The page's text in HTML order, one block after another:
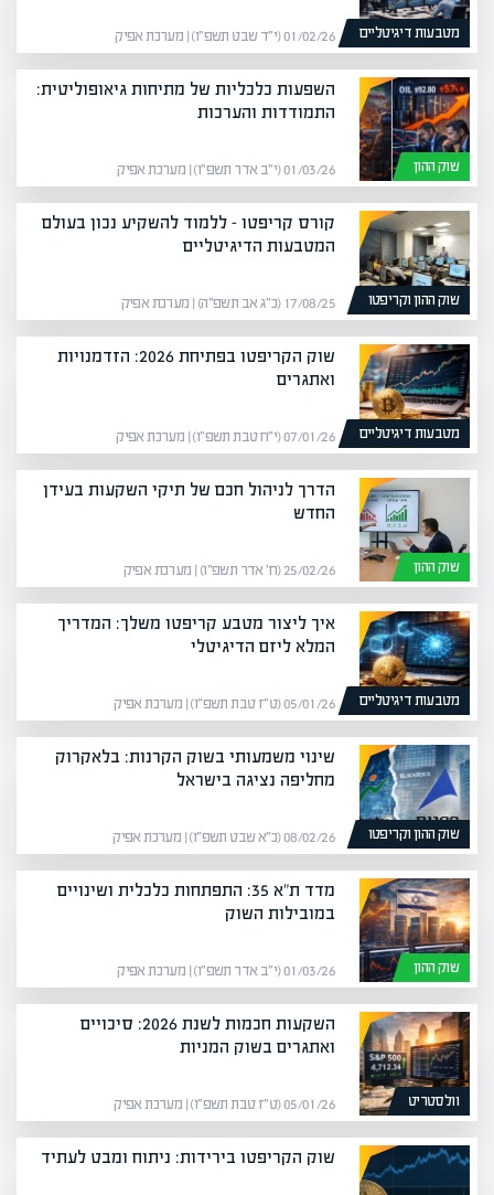
מטבעות דיגיטליים 01/02/26 (י״ד שבט תשפ״ו) | מערכת אפיק
שוק ההון
השפעות כלכליות של מתיחות גיאופוליטית:
התמודדות והערכות
01/03/26 (י״ב אדר תשפ״ו) | מערכת אפיק
שוק ההון וקריפטו
קורס קריפטו – ללמוד להשקיע נכון בעולם
המטבעות הדיגיטליים
17/08/25 (כ״ג אב תשפ״ה) | מערכת אפיק
מטבעות דיגיטליים
שוק הקריפטו בפתיחת 2026: הזדמנויות
ואתגרים
07/01/26 (י״ח טבת תשפ״ו) | מערכת אפיק
שוק ההון
הדרך לניהול חכם של תיקי השקעות בעידן
החדש
25/02/26 (ח׳ אדר תשפ״ו) | מערכת אפיק
מטבעות דיגיטליים
איך ליצור מטבע קריפטו משלך: המדריך
המלא ליזם הדיגיטלי
05/01/26 (ט״ז טבת תשפ״ו) | מערכת אפיק
שוק ההון וקריפטו
שינוי משמעותי בשוק הקרנות: בלאקרוק
מחליפה נציגה בישראל
08/02/26 (כ״א שבט תשפ״ו) | מערכת אפיק
שוק ההון
מדד ת"א 35: התפתחות כלכלית ושינויים
במובילות השוק
01/03/26 (י״ב אדר תשפ״ו) | מערכת אפיק
וולסטריט
השקעות חכמות לשנת 2026: סיכויים
ואתגרים בשוק המניות
05/01/26 (ט״ז טבת תשפ״ו) | מערכת אפיק
שוק הקריפטו בירידות: ניתוח ומבט לעתיד